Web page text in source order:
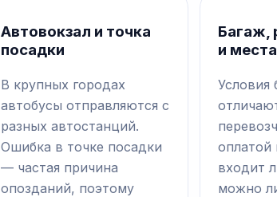
Автовокзал и точка
посадки
В крупных городах
автобусы отправляются с
разных автостанций.
Ошибка в точке посадки
— частая причина
опозданий, поэтому
Багаж,
и места
Условия
оплатой
входит
можно